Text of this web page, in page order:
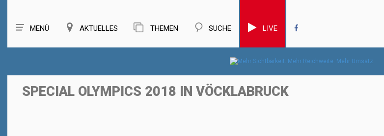
MENÜ AKTUELLES THEMEN SUCHE LIVE
SPECIAL OLYMPICS 2018 IN VÖCKLABRUCK